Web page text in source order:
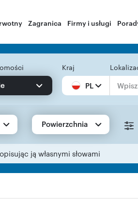
Zagranica Firmy i usługi
Kraj
PL
Powierzchnia
ją własnymi słowami